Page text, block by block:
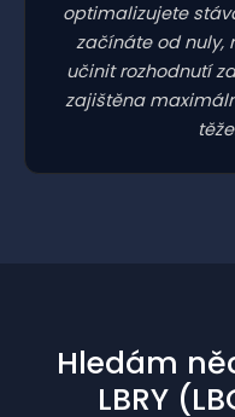
optimalizujete
začínáte od nuly,
učinit rozhodnutí
zajištěna
Hledám
LBRY